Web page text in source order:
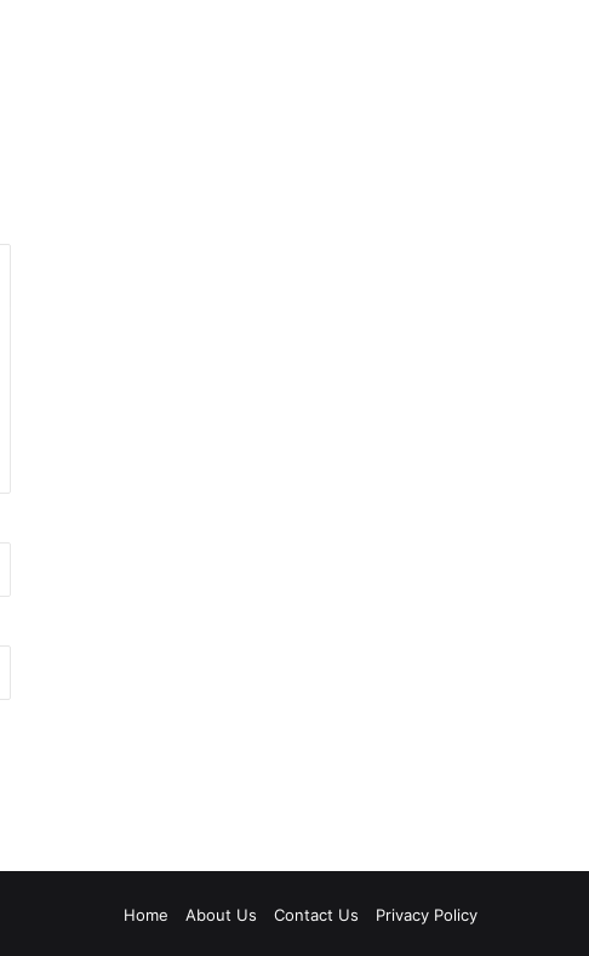
Home About Us Contact Us Privacy Policy